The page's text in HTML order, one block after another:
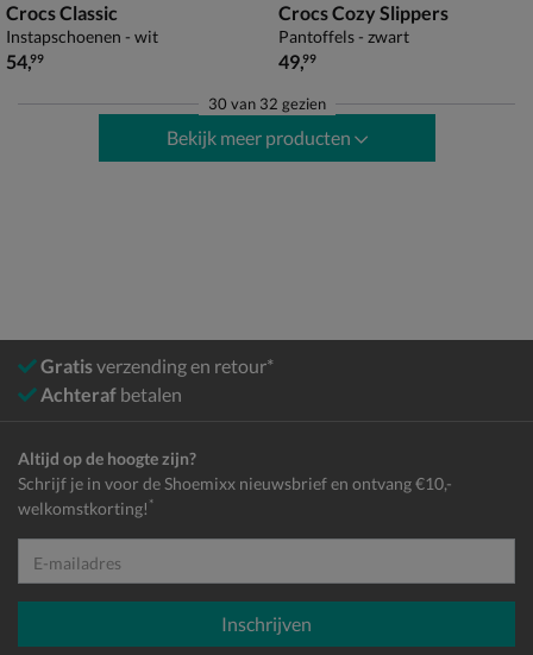
Crocs Classic
Instapschoenen - wit
€ 54,99
54,99
Crocs Cozy Slippers
Pantoffels - zwart
€ 49,99
49,99
30 van 32 gezien
Bekijk meer producten
Gratisverzending en retour*
Achteraf betalen
Altijd op de hoogte zijn?
Schrijf je in voor de Shoemixx nieuwsbrief en ontvang €10,-
welkomstkorting! *
E-mailadres
Inschrijven